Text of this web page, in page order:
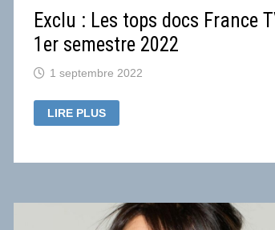
Exclu : Les tops docs France
1er semestre 2022
1 septembre 2022
EXCLU
:
FRANCE
LIRE PLUS